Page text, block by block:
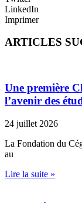
LinkedIn
Imprimer
ARTICLES
Une première
l’avenir des
24 juillet 2026
La Fondation du
au
Lire la suite »